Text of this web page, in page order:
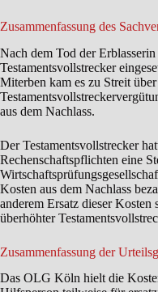
Zusammenfassung des
Nach dem Tod der
Testamentsvollstrecker
Miterben kam es zu Streit
aus dem Nachlass.
Der Testamentsvollstrecker
Rechenschaftspflichten eine
Kosten aus dem Nachlass
anderem Ersatz dieser
überhöhter
Zusammenfassung der
Das OLG Köln hielt die